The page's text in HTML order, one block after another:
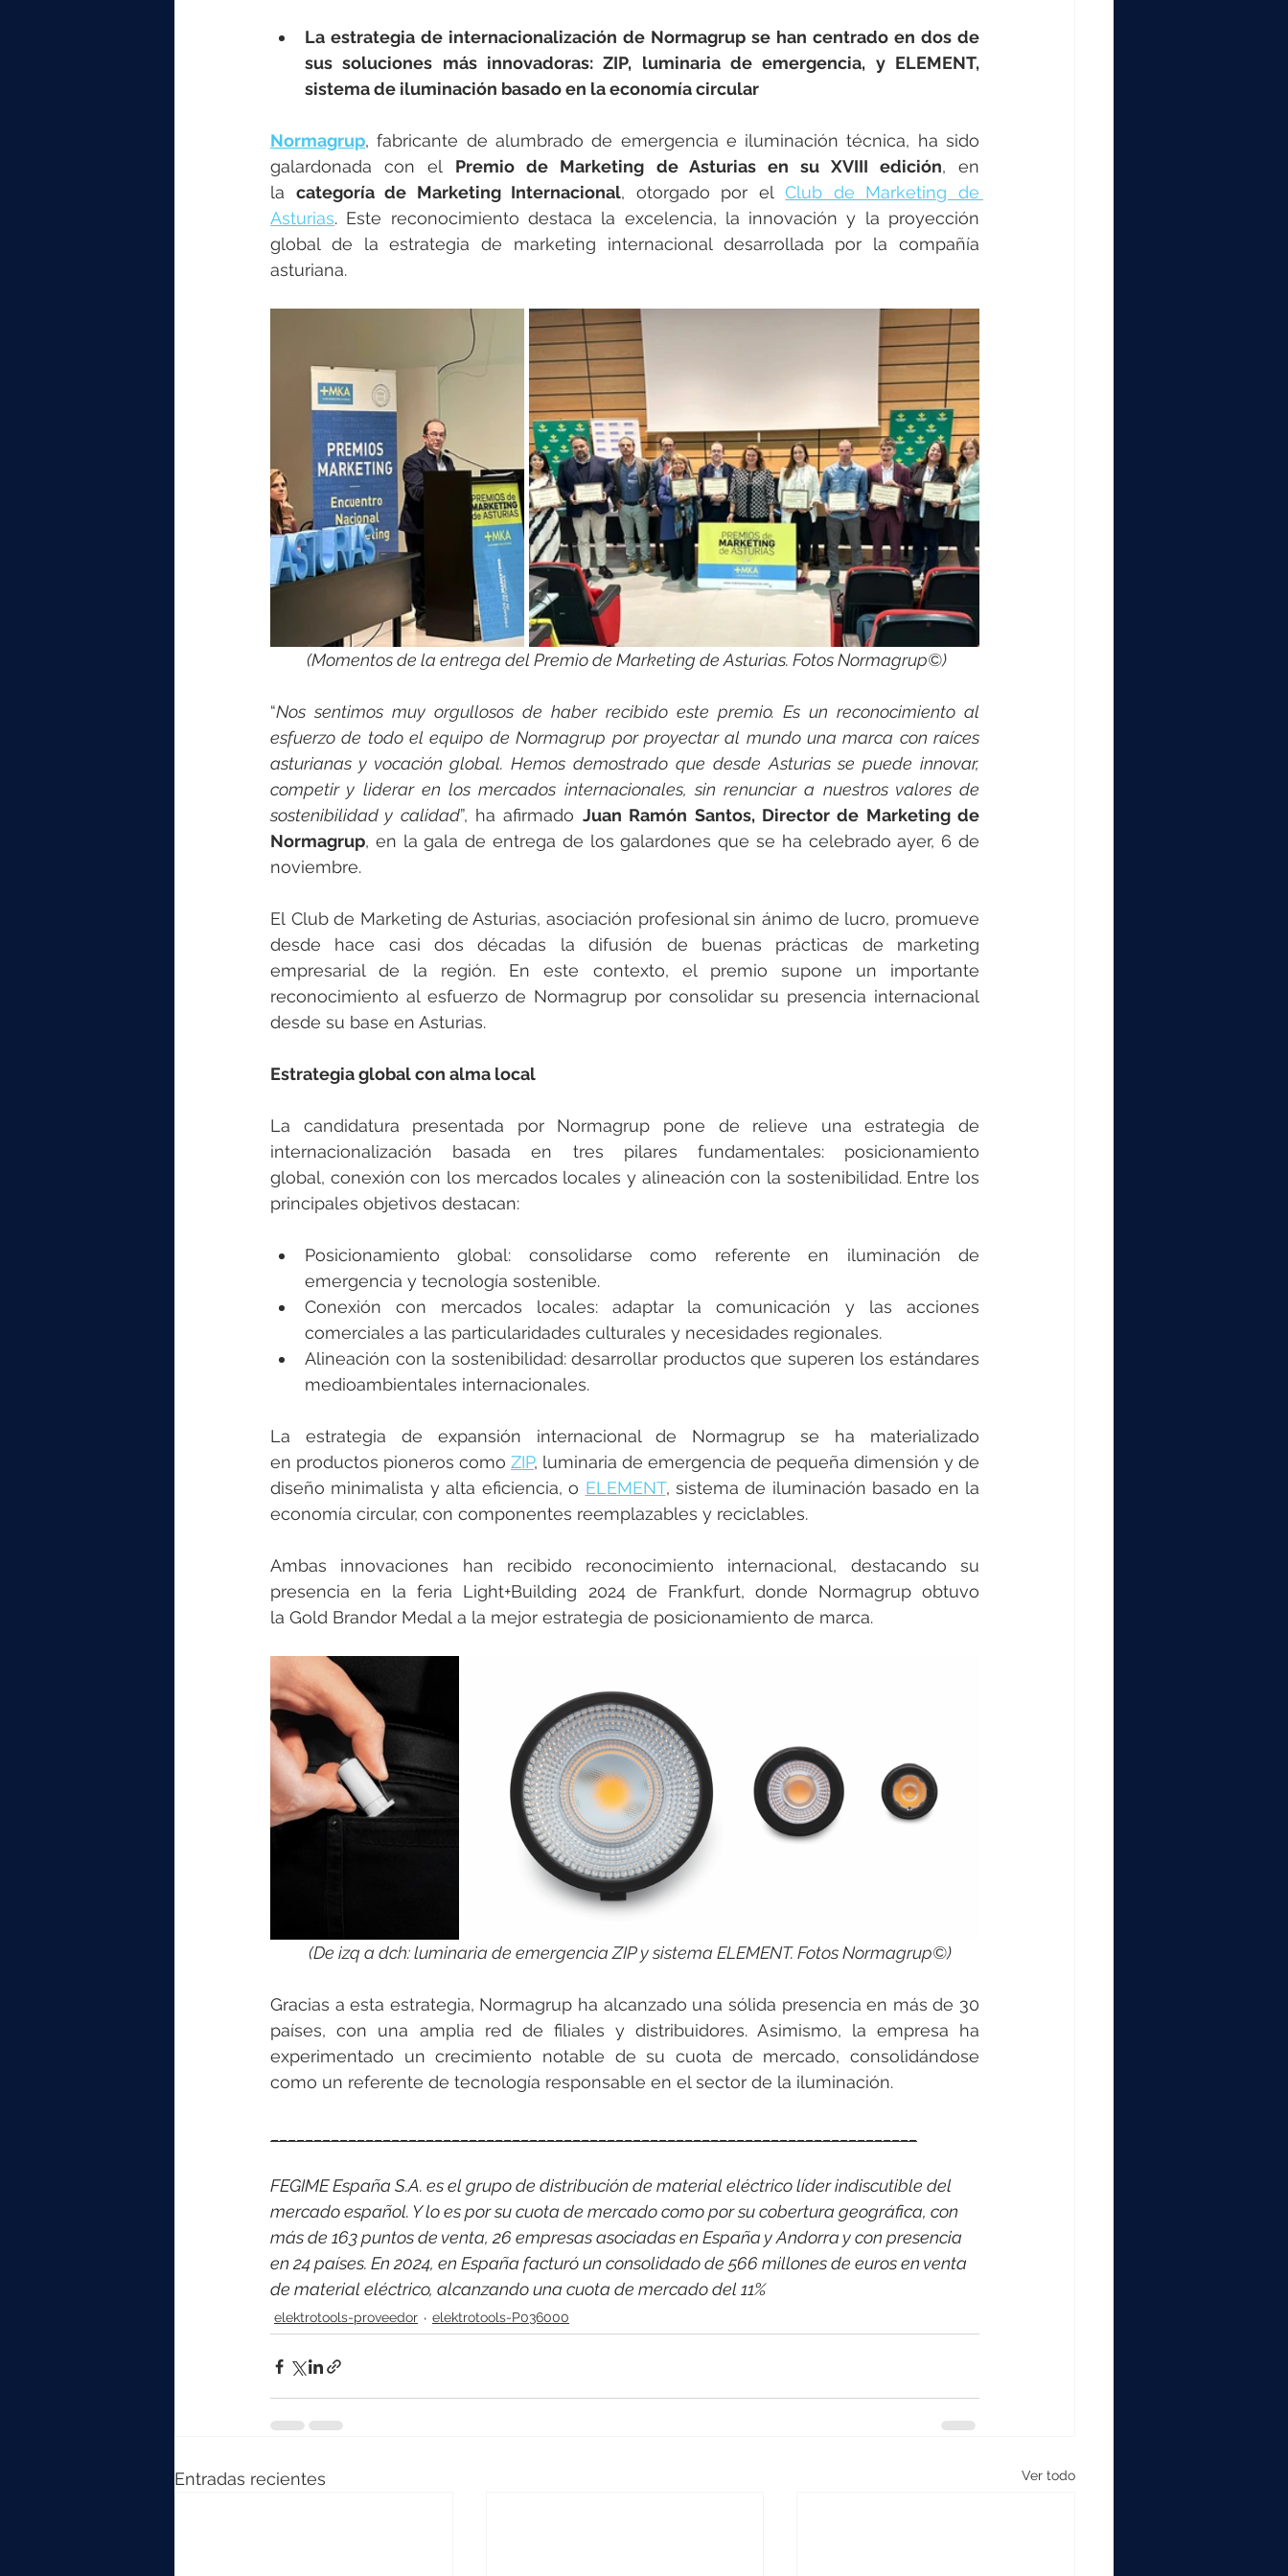
elektrotools-P065000 elektrotools-P040000 elektrotools-P059000
elektrotools-P045000 elektrotools-P052000 elektrotools-P01961 elektrotools-P064000
La estrategia de internacionalización de Normagrup se han centrado en dos de
sus soluciones más innovadoras: ZIP, luminaria de emergencia, y ELEMENT,
sistema de iluminación basado en la economía circular
Normagrup, fabricante de alumbrado de emergencia e iluminación técnica, ha sido
galardonada con el Premio de Marketing de Asturias en su XVIII edición, en
la categoría de Marketing Internacional, otorgado por el Club de Marketing de
Asturias. Este reconocimiento destaca la excelencia, la innovación y la proyección
global de la estrategia de marketing internacional desarrollada por la compañía
asturiana.
(Momentos de la entrega del Premio de Marketing de Asturias. Fotos Normagrup©)
“Nos sentimos muy orgullosos de haber recibido este premio. Es un reconocimiento al
esfuerzo de todo el equipo de Normagrup por proyectar al mundo una marca con raíces
asturianas y vocación global. Hemos demostrado que desde Asturias se puede innovar,
competir y liderar en los mercados internacionales, sin renunciar a nuestros valores de
sostenibilidad y calidad”, ha afirmado Juan Ramón Santos, Director de Marketing de
Normagrup, en la gala de entrega de los galardones que se ha celebrado ayer, 6 de
noviembre.
El Club de Marketing de Asturias, asociación profesional sin ánimo de lucro, promueve
desde hace casi dos décadas la difusión de buenas prácticas de marketing
empresarial de la región. En este contexto, el premio supone un importante
reconocimiento al esfuerzo de Normagrup por consolidar su presencia internacional
desde su base en Asturias.
Estrategia global con alma local
La candidatura presentada por Normagrup pone de relieve una estrategia de
internacionalización basada en tres pilares fundamentales: posicionamiento
global, conexión con los mercados locales y alineación con la sostenibilidad. Entre los
principales objetivos destacan:
Posicionamiento global: consolidarse como referente en iluminación de
emergencia y tecnología sostenible.
Conexión con mercados locales: adaptar la comunicación y las acciones
comerciales a las particularidades culturales y necesidades regionales.
Alineación con la sostenibilidad: desarrollar productos que superen los estándares
medioambientales internacionales.
La estrategia de expansión internacional de Normagrup se ha materializado
en productos pioneros como ZIP, luminaria de emergencia de pequeña dimensión y de
diseño minimalista y alta eficiencia, o ELEMENT, sistema de iluminación basado en la
economía circular, con componentes reemplazables y reciclables.
Ambas innovaciones han recibido reconocimiento internacional, destacando su
presencia en la feria Light+Building 2024 de Frankfurt, donde Normagrup obtuvo
la Gold Brandor Medal a la mejor estrategia de posicionamiento de marca.
(De izq a dch: luminaria de emergencia ZIP y sistema ELEMENT. Fotos Normagrup©)
Gracias a esta estrategia, Normagrup ha alcanzado una sólida presencia en más de 30
países, con una amplia red de filiales y distribuidores. Asimismo, la empresa ha
experimentado un crecimiento notable de su cuota de mercado, consolidándose
como un referente de tecnología responsable en el sector de la iluminación.
FEGIME España S.A. es el grupo de distribución de material eléctrico líder indiscutible del
mercado español. Y lo es por su cuota de mercado como por su cobertura geográfica, con
más de 163 puntos de venta, 26 empresas asociadas en España y Andorra y con presencia
en 24 países. En 2024, en España facturó un consolidado de 566 millones de euros en venta
de material eléctrico, alcanzando una cuota de mercado del 11%
elektrotools-proveedor elektrotools-P036000
Entradas recientes Ver todo